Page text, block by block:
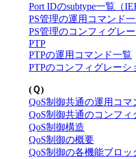
Port IDのsubtype一覧（
PS管理の運用コマンド
PS管理のコンフィグレ
PTP
PTPの運用コマンド一覧
PTPのコンフィグレーシ
(Ｑ)
QoS制御共通の運用コマ
QoS制御共通のコンフ
QoS制御構造
QoS制御の概要
QoS制御の各機能ブロッ